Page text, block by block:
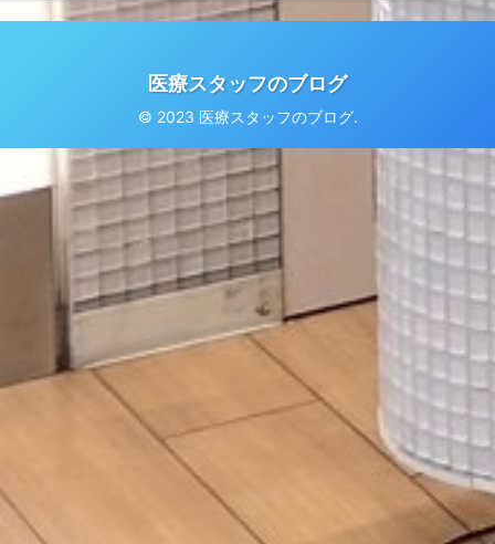
医療スタッフのブログ
© 2023 医療スタッフのブログ.